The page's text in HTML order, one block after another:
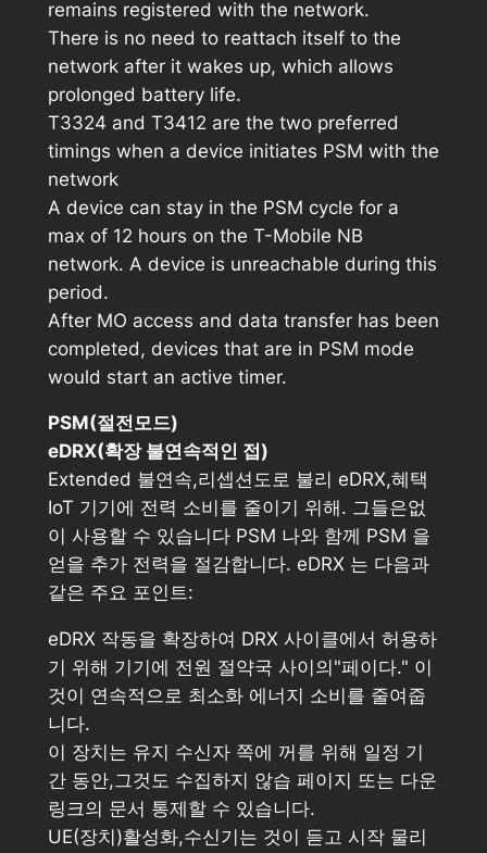
remains registered with the network.
There is no need to reattach itself to the
network after it wakes up, which allows
prolonged battery life.
T3324 and T3412 are the two preferred
timings when a device initiates PSM with the
network
A device can stay in the PSM cycle for a
max of 12 hours on the T-Mobile NB
network. A device is unreachable during this
period.
After MO access and data transfer has been
completed, devices that are in PSM mode
would start an active timer.
PSM(절전모드)
eDRX(확장 불연속적인 접)
Extended 불연속,리셉션도로 불리 eDRX,혜택
IoT 기기에 전력 소비를 줄이기 위해. 그들은없
이 사용할 수 있습니다 PSM 나와 함께 PSM 을
얻을 추가 전력을 절감합니다. eDRX 는 다음과
같은 주요 포인트:
eDRX 작동을 확장하여 DRX 사이클에서 허용하
기 위해 기기에 전원 절약국 사이의"페이다." 이
것이 연속적으로 최소화 에너지 소비를 줄여줍
니다.
이 장치는 유지 수신자 쪽에 꺼를 위해 일정 기
간 동안,그것도 수집하지 않습 페이지 또는 다운
링크의 문서 통제할 수 있습니다.
UE(장치)활성화,수신기는 것이 듣고 시작 물리